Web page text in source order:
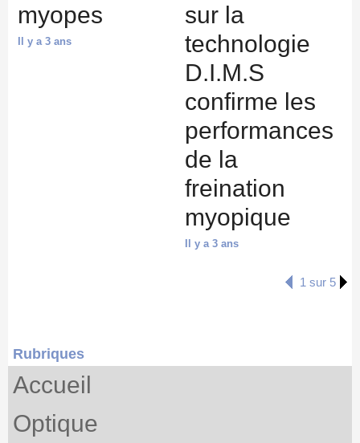
myopes
Il y a 3 ans
sur la
technologie
D.I.M.S
confirme les
performances
de la
freination
myopique
Il y a 3 ans
1 sur 5
Rubriques
Accueil
Optique